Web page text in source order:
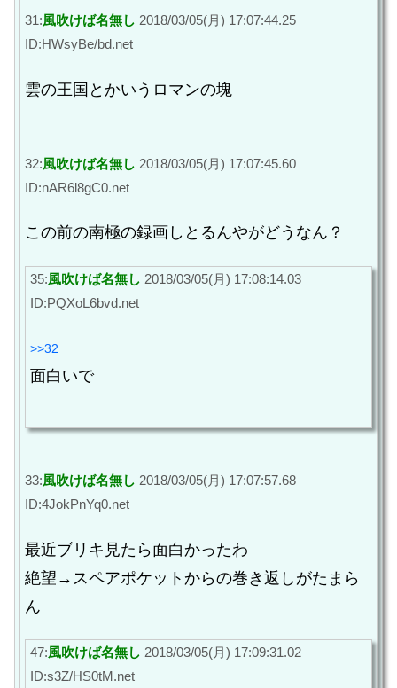
31:風吹けば名無し 2018/03/05(月) 17:07:44.25
ID:HWsyBe/bd.net
雲の王国とかいうロマンの塊
32:風吹けば名無し 2018/03/05(月) 17:07:45.60
ID:nAR6l8gC0.net
この前の南極の録画しとるんやがどうなん？
35:風吹けば名無し 2018/03/05(月) 17:08:14.03
ID:PQXoL6bvd.net
>>32
面白いで
33:風吹けば名無し 2018/03/05(月) 17:07:57.68
ID:4JokPnYq0.net
最近ブリキ見たら面白かったわ
絶望→スペアポケットからの巻き返しがたまら
ん
47:風吹けば名無し 2018/03/05(月) 17:09:31.02
ID:s3Z/HS0tM.net